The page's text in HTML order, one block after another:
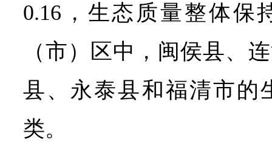
0.16，生态质量整体保
（市）区中，闽侯县、
县、永泰县和福清市的
类。